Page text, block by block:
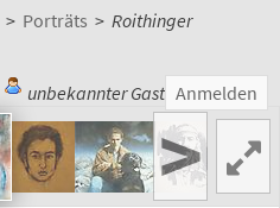
> Porträts > Roithinger
unbekannter Gast Anmelden
>